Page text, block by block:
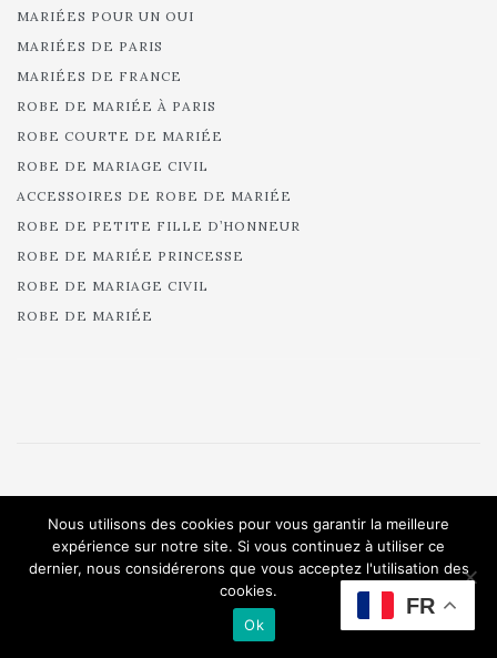
MARIÉES POUR UN OUI
MARIÉES DE PARIS
MARIÉES DE FRANCE
ROBE DE MARIÉE À PARIS
ROBE COURTE DE MARIÉE
ROBE DE MARIAGE CIVIL
ACCESSOIRES DE ROBE DE MARIÉE
ROBE DE PETITE FILLE D’HONNEUR
ROBE DE MARIÉE PRINCESSE
ROBE DE MARIAGE CIVIL
ROBE DE MARIÉE
All rights reserved.
FR
Nous utilisons des cookies pour vous garantir la meilleure
expérience sur notre site. Si vous continuez à utiliser ce
dernier, nous considérerons que vous acceptez l'utilisation des
cookies.
Ok